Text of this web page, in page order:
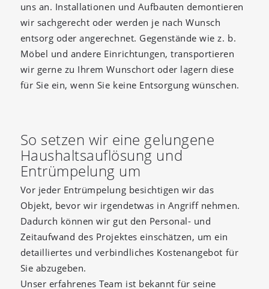
uns an. Installationen und Aufbauten demontieren
wir sachgerecht oder werden je nach Wunsch
entsorg oder angerechnet. Gegenstände wie z. b.
Möbel und andere Einrichtungen, transportieren
wir gerne zu Ihrem Wunschort oder lagern diese
für Sie ein, wenn Sie keine Entsorgung wünschen.
So setzen wir eine gelungene
Haushaltsauflösung und
Entrümpelung um
Vor jeder Entrümpelung besichtigen wir das
Objekt, bevor wir irgendetwas in Angriff nehmen.
Dadurch können wir gut den Personal- und
Zeitaufwand des Projektes einschätzen, um ein
detailliertes und verbindliches Kostenangebot für
Sie abzugeben.
Unser erfahrenes Team ist bekannt für seine